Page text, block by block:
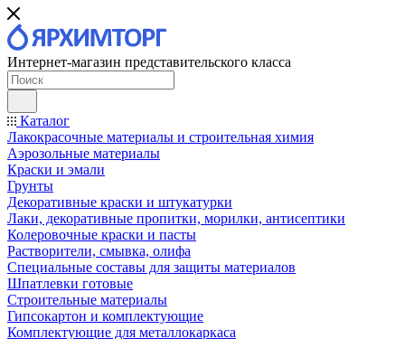
Интернет-магазин представительского класса
Каталог
Лакокрасочные материалы и строительная химия
Аэрозольные материалы
Краски и эмали
Грунты
Декоративные краски и штукатурки
Лаки, декоративные пропитки, морилки, антисептики
Колеровочные краски и пасты
Растворители, смывка, олифа
Специальные составы для защиты материалов
Шпатлевки готовые
Строительные материалы
Гипсокартон и комплектующие
Комплектующие для металлокаркаса